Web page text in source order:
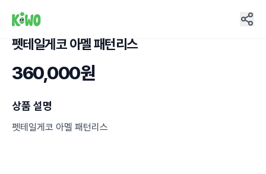
펫테일게코 아멜 패턴리스
360,000원
상품 설명
펫테일게코 아멜 패턴리스